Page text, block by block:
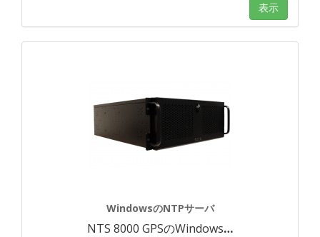
表示
WindowsのNTPサーバ
NTS 8000 GPSのWindows…